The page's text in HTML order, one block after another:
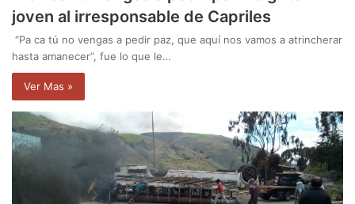
joven al irresponsable de Capriles
“Pa ca tú no vengas a pedir paz, que aquí nos vamos a atrincherar
hasta amanecer”, fue lo que le…
Ver Mas »